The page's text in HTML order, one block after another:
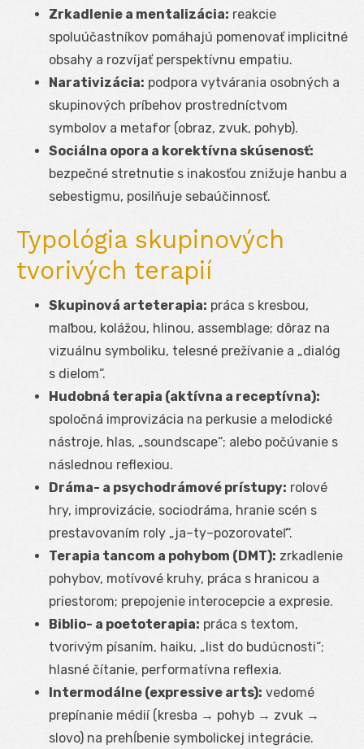
Zrkadlenie a mentalizácia: reakcie
spoluúčastníkov pomáhajú pomenovať implicitné
obsahy a rozvíjať perspektívnu empatiu.
Narativizácia: podpora vytvárania osobných a
skupinových príbehov prostredníctvom
symbolov a metafor (obraz, zvuk, pohyb).
Sociálna opora a korektívna skúsenosť:
bezpečné stretnutie s inakosťou znižuje hanbu a
sebestigmu, posilňuje sebaúčinnosť.
Typológia skupinových
tvorivých terapií
Skupinová arteterapia: práca s kresbou,
maľbou, kolážou, hlinou, assemblage; dôraz na
vizuálnu symboliku, telesné prežívanie a „dialóg
s dielom“.
Hudobná terapia (aktívna a receptívna):
spoločná improvizácia na perkusie a melodické
nástroje, hlas, „soundscape“; alebo počúvanie s
následnou reflexiou.
Dráma- a psychodrámové prístupy: rolové
hry, improvizácie, sociodráma, hranie scén s
prestavovaním roly „ja–ty–pozorovateľ“.
Terapia tancom a pohybom (DMT): zrkadlenie
pohybov, motívové kruhy, práca s hranicou a
priestorom; prepojenie interocepcie a expresie.
Biblio- a poetoterapia: práca s textom,
tvorivým písaním, haiku, „list do budúcnosti“;
hlasné čítanie, performatívna reflexia.
Intermodálne (expressive arts): vedomé
prepínanie médií (kresba → pohyb → zvuk →
slovo) na prehĺbenie symbolickej integrácie.